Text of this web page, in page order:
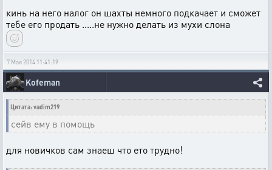
кинь на него налог он шахты немного подкачает и сможет
тебе его продать .....не нужно делать из мухи слона
7 Мая 2014 11:41:19
Kofeman
Цитата: vadim219
сейв ему в помощь
для новичков сам знаеш что ето трудно!